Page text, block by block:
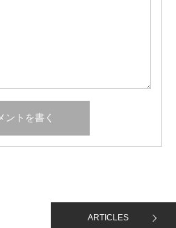
ARTICLES